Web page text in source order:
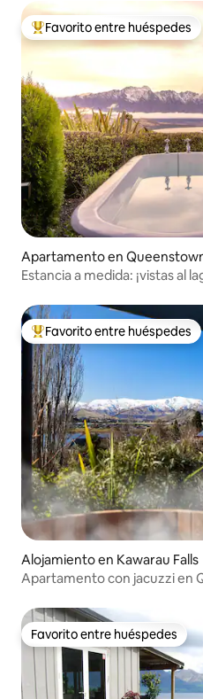
Favorito entre huéspedes
Favorito entre huéspedes
Apartamento en
Estancia a medida: ¡vistas al
Favorito entre huéspedes
Favorito entre huéspedes
Alojamiento en Kawarau Falls
Apartamento con jacuzzi en
Favorito entre huéspedes
Favorito entre huéspedes